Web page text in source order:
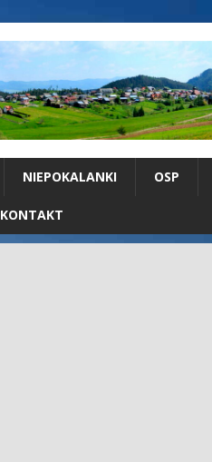
NIEPOKALANKI OSP
KONTAKT